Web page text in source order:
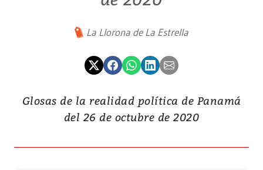
La Llorona de La Estrella
Glosas de la realidad política de Panamá
del 26 de octubre de 2020